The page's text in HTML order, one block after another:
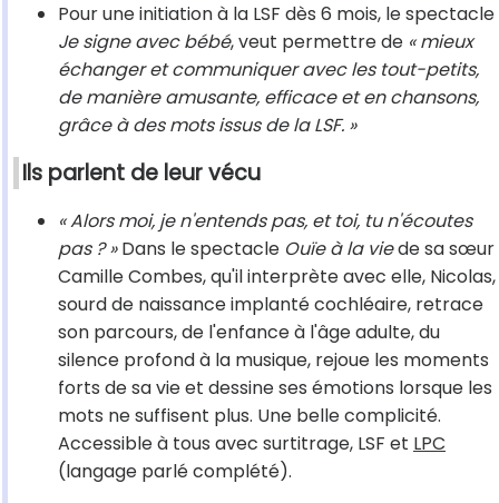
Pour une initiation à la LSF dès 6 mois, le spectacle
Je signe avec bébé, veut permettre de « mieux
échanger et communiquer avec les tout-petits,
de manière amusante, efficace et en chansons,
grâce à des mots issus de la LSF. »
Ils parlent de leur vécu
« Alors moi, je n'entends pas, et toi, tu n'écoutes
pas ? »Dans le spectacle Ouïe à la viede sa sœur
Camille Combes, qu'il interprète avec elle, Nicolas,
sourd de naissance implanté cochléaire, retrace
son parcours, de l'enfance à l'âge adulte, du
silence profond à la musique, rejoue les moments
forts de sa vie et dessine ses émotions lorsque les
mots ne suffisent plus. Une belle complicité.
Accessible à tous avec surtitrage, LSF et LPC
(langage parlé complété).